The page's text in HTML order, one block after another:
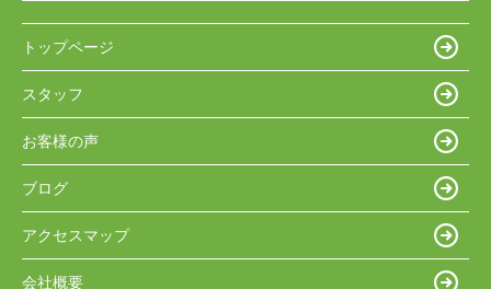
トップページ
スタッフ
お客様の声
ブログ
アクセスマップ
会社概要